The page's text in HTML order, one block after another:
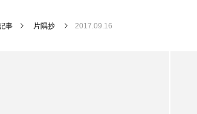
事 片隅抄 2017.09.16